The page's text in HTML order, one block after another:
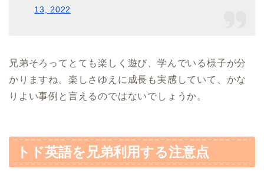
13, 2022
兄弟そろってとても楽しく遊び、学んでいる様子が分
かりますね。楽しさゆえに成長も実感していて、かな
りよい事例と言えるのではないでしょうか。
トド英語を兄弟利用する注意点